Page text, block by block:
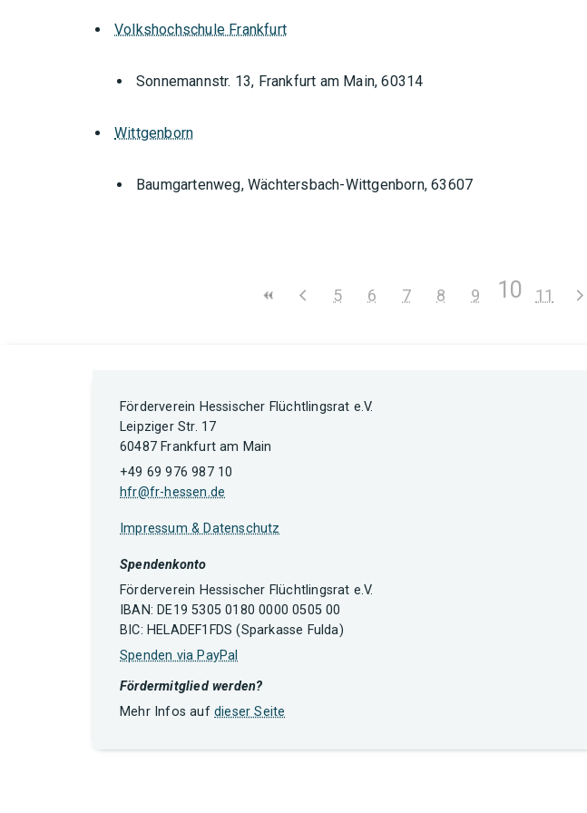
Volkshochschule Frankfurt
Sonnemannstr. 13, Frankfurt am Main, 60314
Wittgenborn
Baumgartenweg, Wächtersbach-Wittgenborn, 63607
5 6 7 8 9 10 11
Förderverein Hessischer Flüchtlingsrat e.V.
Leipziger Str. 17
60487 Frankfurt am Main
+49 69 976 987 10
hfr@fr-hessen.de
Impressum & Datenschutz
Spendenkonto
Förderverein Hessischer Flüchtlingsrat e.V.
IBAN: DE19 5305 0180 0000 0505 00
BIC: HELADEF1FDS (Sparkasse Fulda)
Spenden via PayPal
Fördermitglied werden?
Mehr Infos auf dieser Seite